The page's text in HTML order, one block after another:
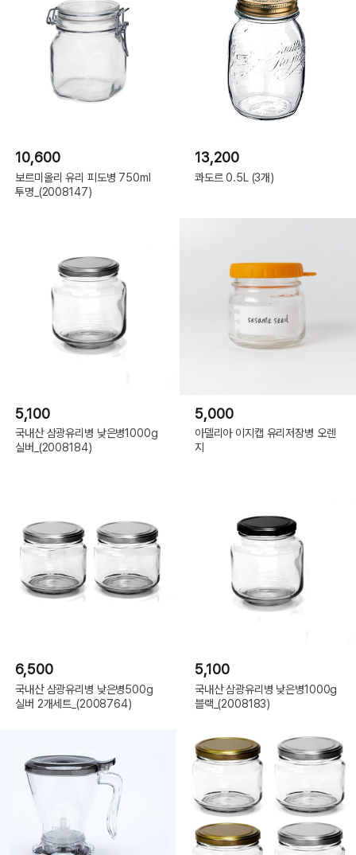
10,600
보르미올리 유리 피도병 750ml
투명_(2008147)
13,200
콰도르 0.5L (3개)
5,100
국내산 삼광유리병 낮은병1000g
실버_(2008184)
5,000
아델리아 이지캡 유리저장병 오렌
지
6,500
국내산 삼광유리병 낮은병500g
실버 2개세트_(2008764)
5,100
국내산 삼광유리병 낮은병1000g
블랙_(2008183)